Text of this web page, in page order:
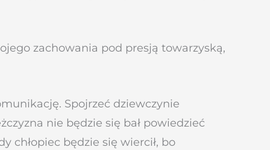
zachowania pod presją towarzyską,
Spojrzeć dziewczynie
nie będzie się bał powiedzieć
chłopiec będzie się wiercił, bo